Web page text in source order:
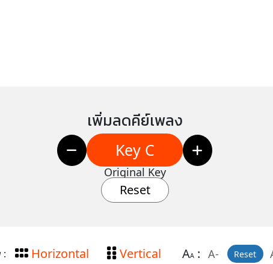
เพิ่มลดคีย์เพลง
Key C
Original Key
Reset
: Horizontal Vertical AA: A- Reset